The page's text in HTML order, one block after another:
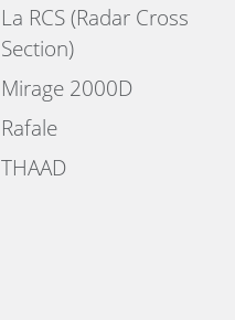
La RCS (Radar Cross
Section)
Mirage 2000D
Rafale
THAAD